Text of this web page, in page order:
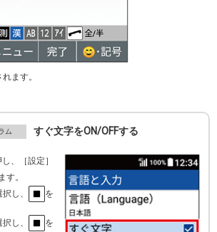
ます。
すぐ文字をON/OFFする
、［設定］
す。
し、
を
し、
を